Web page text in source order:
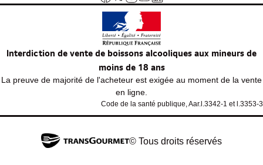
Interdiction de vente de boissons alcooliques aux mineurs de
moins de 18 ans
La preuve de majorité de l'acheteur est exigée au moment de la vente
en ligne.
Code de la santé publique, Aar.l.3342-1 et l.3353-3
© Tous droits réservés